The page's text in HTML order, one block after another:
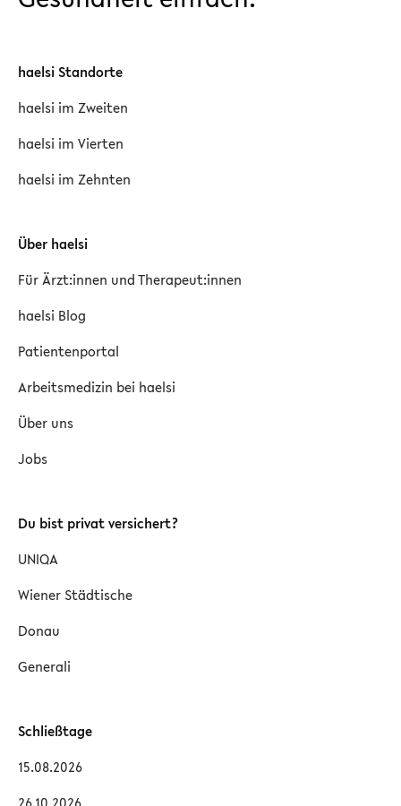
haelsi Standorte
haelsi im Zweiten
haelsi im Vierten
haelsi im Zehnten
Über haelsi
Für Ärzt:innen und Therapeut:innen
haelsi Blog
Patientenportal
Arbeitsmedizin bei haelsi
Über uns
Jobs
Du bist privat versichert?
UNIQA
Wiener Städtische
Donau
Generali
Schließtage
15.08.2026